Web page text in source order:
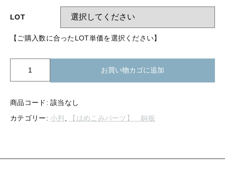
LOT
【ご購入数に合ったLOT単価を選択ください】
板
判
お買い物カゴに追加
商品コード:該当なし
カテゴリー:小判 , 【はめこみパーツ】 銅板
【留め金具】 マスク用クリップ
【留め金具】 ネクタイピン
【留め金具】 タイタック
【留め金具】 ループタイ金具
【留め金具】 指輪
【留め金具】 イヤリング
【留め金具】 ネクタイピン